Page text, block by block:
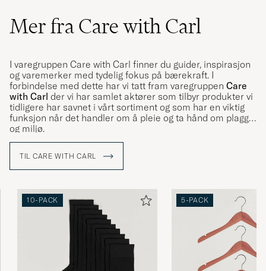
Mer fra Care with Carl
I varegruppen Care with Carl finner du guider, inspirasjon
og varemerker med tydelig fokus på bærekraft. I
forbindelse med dette har vi tatt fram varegruppen Care
with Carl der vi har samlet aktører som tilbyr produkter vi
tidligere har savnet i vårt sortiment og som har en viktig
funksjon når det handler om å pleie og ta hånd om plagg
og miljø.
TIL CARE WITH CARL
10-PACK 5-PACK